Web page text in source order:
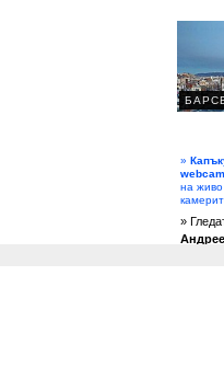
»
webcam
на живо
»